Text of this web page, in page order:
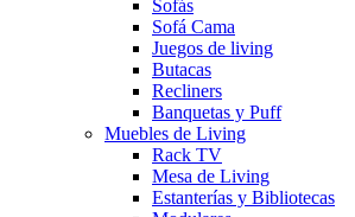
Sofás
Sofá Cama
Juegos de living
Butacas
Recliners
Banquetas y Puff
Muebles de Living
Rack TV
Mesa de Living
Estanterías y Bibliotecas